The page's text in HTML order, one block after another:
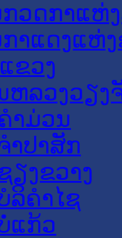
ກວດກາແຫ່
າແດງແຫ່
ຂວງ
ຫລວງວຽງ
າມ່ວນ
າປາສັກ
ຽງຂວາງ
ລິຄໍາໄຊ
ແກ້ວ